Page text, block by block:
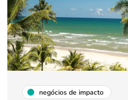
negócios de impacto